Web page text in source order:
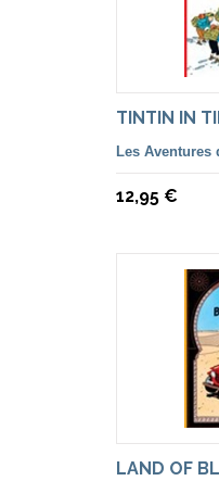
TINTIN IN
Les Aventures
12,95 €
LAND OF